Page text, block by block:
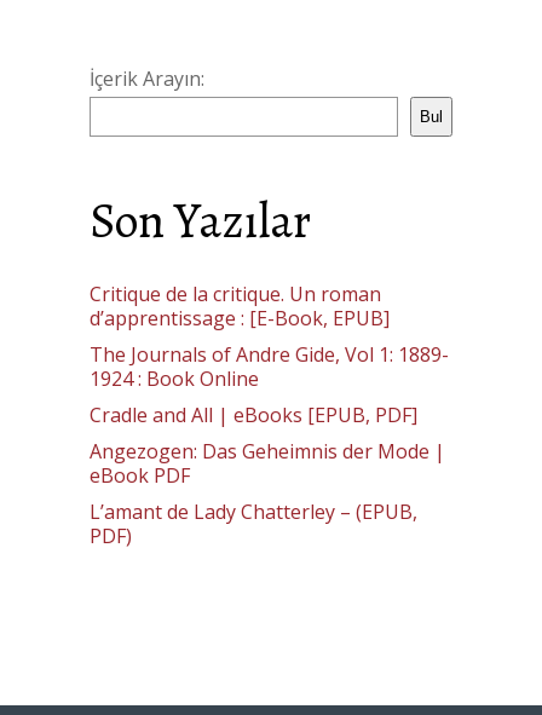
İçerik Arayın:
Bul
Son Yazılar
Critique de la critique. Un roman
d’apprentissage : [E-Book, EPUB]
The Journals of Andre Gide, Vol 1: 1889-
1924 : Book Online
Cradle and All | eBooks [EPUB, PDF]
Angezogen: Das Geheimnis der Mode |
eBook PDF
L’amant de Lady Chatterley – (EPUB,
PDF)